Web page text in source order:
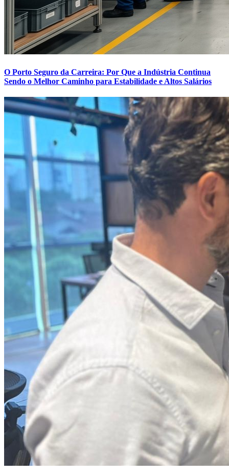
O Porto Seguro da Carreira: Por Que a Indústria Continua
Sendo o Melhor Caminho para Estabilidade e Altos Salários